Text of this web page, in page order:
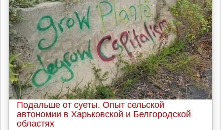
Подальше от суеты. Опыт сельской
автономии в Харьковской и Белгородской
областях